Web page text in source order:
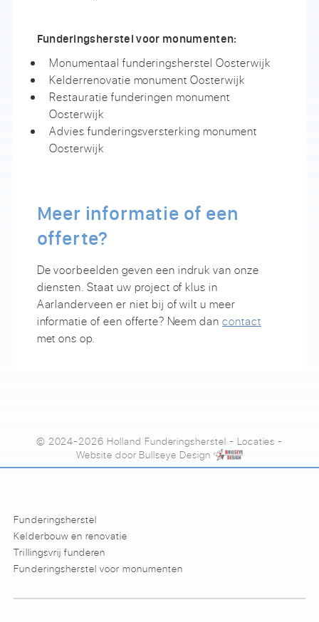
Funderingsherstel voor monumenten:
Monumentaal funderingsherstel Oosterwijk
Kelderrenovatie monument Oosterwijk
Restauratie funderingen monument
Oosterwijk
Advies funderingsversterking monument
Oosterwijk
Meer informatie of een
offerte?
De voorbeelden geven een indruk van onze
diensten. Staat uw project of klus in
Aarlanderveen er niet bij of wilt u meer
informatie of een offerte? Neem dancontact
met ons op.
© 2024-2026 Holland Funderingsherstel - Locaties -
Website door Bullseye Design
Funderingsherstel
Kelderbouw en renovatie
Trillingsvrij funderen
Funderingsherstel voor monumenten